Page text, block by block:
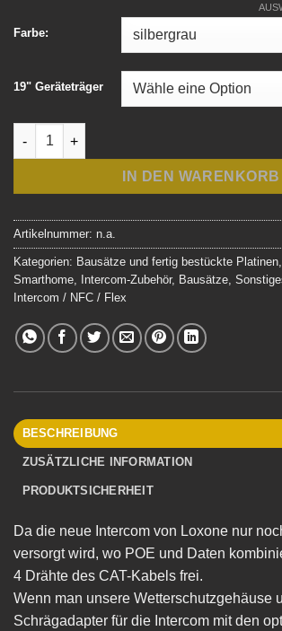
Farbe:
19" Geräteträger
Bausatz: NWSECU Netzwerk Security
IN DEN WARENKORB
Artikelnummer: n.a.
Kategorien: Bausätze und fertig bestückte Platinen,
Smarthome, Intercom-Zubehör, Bausätze,
Intercom / NFC / Flex
BESCHREIBUNG
ZUSÄTZLICHE INFORMATION
PRODUKTSICHERHEIT
Da die neue Intercom von Loxone nur
versorgt wird, wo POE und Daten
4 Drähte des CAT-Kabels frei.
Wenn man unsere Wetterschutzgehäuse
Schrägadapter für die Intercom mit den